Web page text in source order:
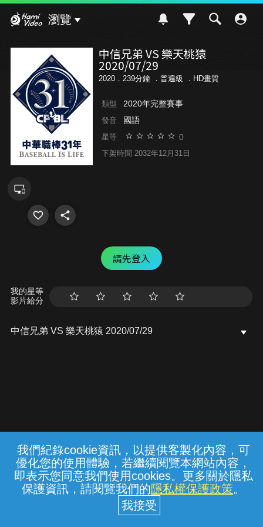
我們紀錄cookie資訊，以提供客製化內容，可
優化您的使用體驗，若繼續閱覽本網站內容，
即表示您同意我們使用cookies。更多關於隱私
保護資訊，請閱覽我們的隱私權保護政策。
瀏覽
中信兄弟 VS 樂天桃猿
2020/07/29
2020．239分鐘 ． 普遍級 ．HD畫質
類型 2020年完整賽事
發音 國語
星等 0
下架時間 2032年12月31日
請先登入
我的星等
影片給分
中信兄弟 VS 樂天桃猿 2020/07/29
常見問題 線上客服 服務條款 隱私權保護
中華電信股份有限公司個人家庭分公司
(統一編號：96979949) © 2026
{{notifyMsg}}